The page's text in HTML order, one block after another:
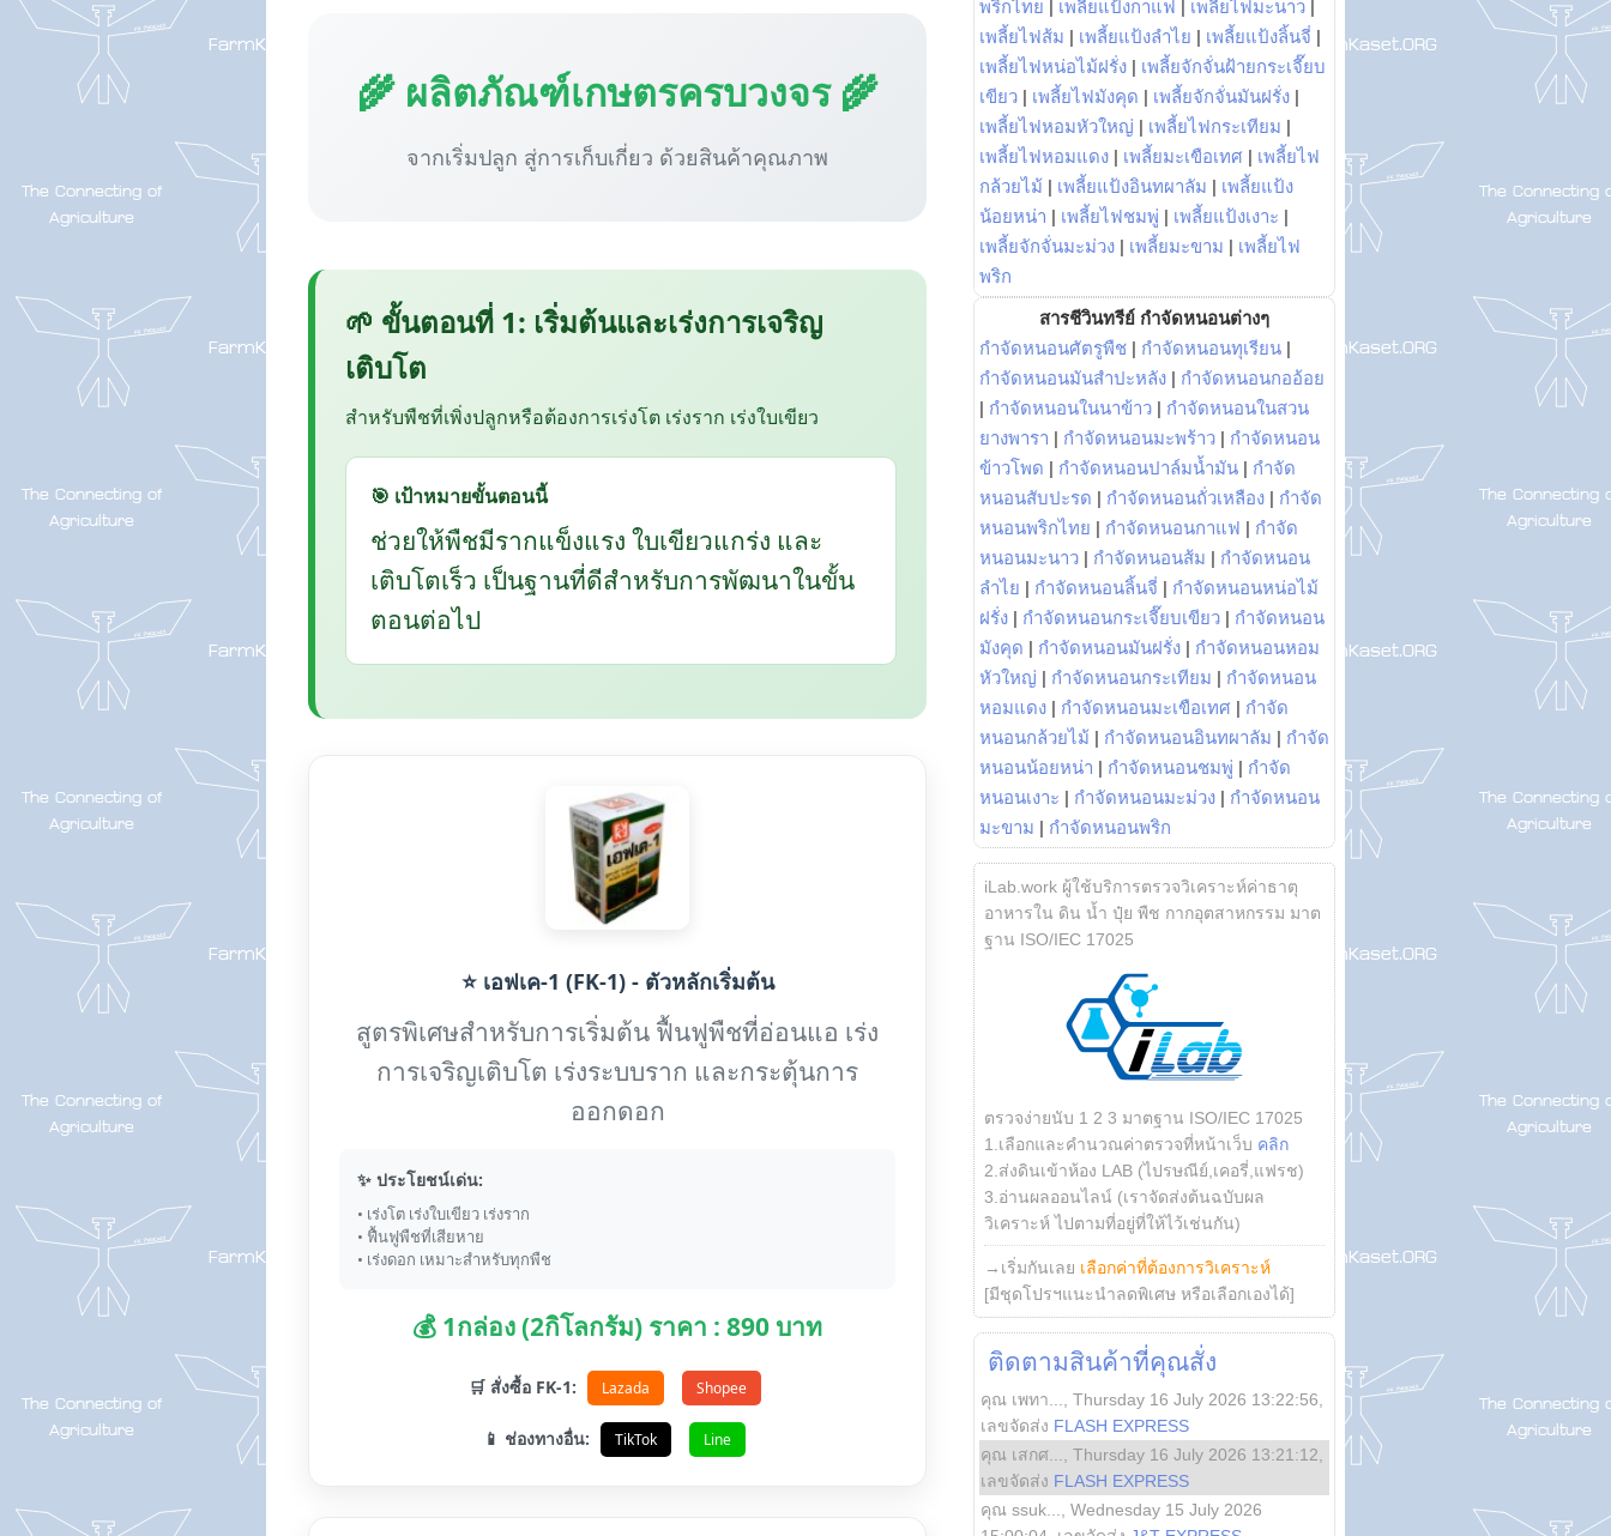
🌾 ผลิตภัณฑ์เกษตรครบวงจร 🌾
จากเริ่มปลูก สู่การเก็บเกี่ยว ด้วยสินค้าคุณภาพ
🌱 ขั้นตอนที่ 1: เริ่มต้นและเร่งการเจริญ
เติบโต
สำหรับพืชที่เพิ่งปลูกหรือต้องการเร่งโต เร่งราก เร่งใบเขียว
🎯 เป้าหมายขั้นตอนนี้
ช่วยให้พืชมีรากแข็งแรง ใบเขียวแกร่ง และ
เติบโตเร็ว เป็นฐานที่ดีสำหรับการพัฒนาในขั้น
ตอนต่อไป
⭐ เอฟเค-1 (FK-1) - ตัวหลักเริ่มต้น
สูตรพิเศษสำหรับการเริ่มต้น ฟื้นฟูพืชที่อ่อนแอ เร่ง
การเจริญเติบโต เร่งระบบราก และกระตุ้นการ
ออกดอก
✨ ประโยชน์เด่น:
• เร่งโต เร่งใบเขียว เร่งราก
• ฟื้นฟูพืชที่เสียหาย
• เร่งดอก เหมาะสำหรับทุกพืช
💰 1กล่อง (2กิโลกรัม) ราคา : 890 บาท
🛒 สั่งซื้อ FK-1: Lazada Shopee
📱 ช่องทางอื่น: TikTok Line
พริกไทย | เพลี้ยแป้งกาแฟ | เพลี้ยไฟมะนาว |
เพลี้ยไฟส้ม | เพลี้ยแป้งลำไย | เพลี้ยแป้งลิ้นจี่ |
เพลี้ยไฟหน่อไม้ฝรั่ง | เพลี้ยจักจั่นฝ้ายกระเจี๊ยบ
เขียว | เพลี้ยไฟมังคุด | เพลี้ยจักจั่นมันฝรั่ง |
เพลี้ยไฟหอมหัวใหญ่ | เพลี้ยไฟกระเทียม |
เพลี้ยไฟหอมแดง | เพลี้ยมะเขือเทศ | เพลี้ยไฟ
กล้วยไม้ | เพลี้ยแป้งอินทผาลัม | เพลี้ยแป้ง
น้อยหน่า | เพลี้ยไฟชมพู่ | เพลี้ยแป้งเงาะ |
เพลี้ยจักจั่นมะม่วง | เพลี้ยมะขาม | เพลี้ยไฟ
พริก
สารชีวินทรีย์ กำจัดหนอนต่างๆ
กำจัดหนอนศัตรูพืช | กำจัดหนอนทุเรียน |
กำจัดหนอนมันสำปะหลัง | กำจัดหนอนกออ้อย
| กำจัดหนอนในนาข้าว | กำจัดหนอนในสวน
ยางพารา | กำจัดหนอนมะพร้าว | กำจัดหนอน
ข้าวโพด | กำจัดหนอนปาล์มน้ำมัน | กำจัด
หนอนสับปะรด | กำจัดหนอนถั่วเหลือง | กำจัด
หนอนพริกไทย | กำจัดหนอนกาแฟ | กำจัด
หนอนมะนาว | กำจัดหนอนส้ม | กำจัดหนอน
ลำไย | กำจัดหนอนลิ้นจี่ | กำจัดหนอนหน่อไม้
ฝรั่ง | กำจัดหนอนกระเจี๊ยบเขียว | กำจัดหนอน
มังคุด | กำจัดหนอนมันฝรั่ง | กำจัดหนอนหอม
หัวใหญ่ | กำจัดหนอนกระเทียม | กำจัดหนอน
หอมแดง | กำจัดหนอนมะเขือเทศ | กำจัด
หนอนกล้วยไม้ | กำจัดหนอนอินทผาลัม | กำจัด
หนอนน้อยหน่า | กำจัดหนอนชมพู่ | กำจัด
หนอนเงาะ | กำจัดหนอนมะม่วง | กำจัดหนอน
มะขาม | กำจัดหนอนพริก
iLab.work ผู้ใช้บริการตรวจวิเคราะห์ค่าธาตุ
อาหารใน ดิน น้ำ ปุ๋ย พืช กากอุตสาหกรรม มาต
ฐาน ISO/IEC 17025
ตรวจง่ายนับ 1 2 3 มาตฐาน ISO/IEC 17025
1.เลือกและคำนวณค่าตรวจที่หน้าเว็บ คลิก
2.ส่งดินเข้าห้อง LAB (ไปรษณีย์,เคอรี่,แฟรช)
3.อ่านผลออนไลน์ (เราจัดส่งต้นฉบับผล
วิเคราะห์ ไปตามที่อยู่ที่ให้ไว้เช่นกัน)
→เริ่มกันเลย เลือกค่าที่ต้องการวิเคราะห์
[มีชุดโปรฯแนะนำลดพิเศษ หรือเลือกเองได้]
ติดตามสินค้าที่คุณสั่ง
คุณ เพทา... Thursday 16 July 2026 13:22:56
เลขจัดส่ง FLASH EXPRESS
คุณ เสกศ...
Thursday 16 July 2026 13:21:12
เลขจัดส่ง FLASH EXPRESS
คุณ ssuk...
Wednesday 15 July 2026